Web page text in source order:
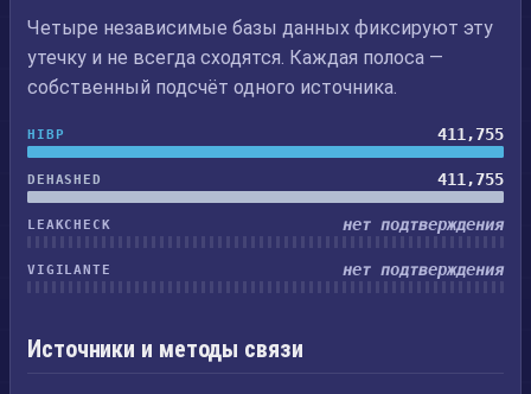
Четыре независимые базы данных фиксируют эту
утечку и не всегда сходятся. Каждая полоса —
собственный подсчёт одного источника.
HIBP 411,755
DEHASHED 411,755
LEAKCHECK нет подтверждения
VIGILANTE нет подтверждения
Источники и методы связи